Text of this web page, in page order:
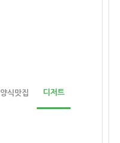
양식맛집 디저트